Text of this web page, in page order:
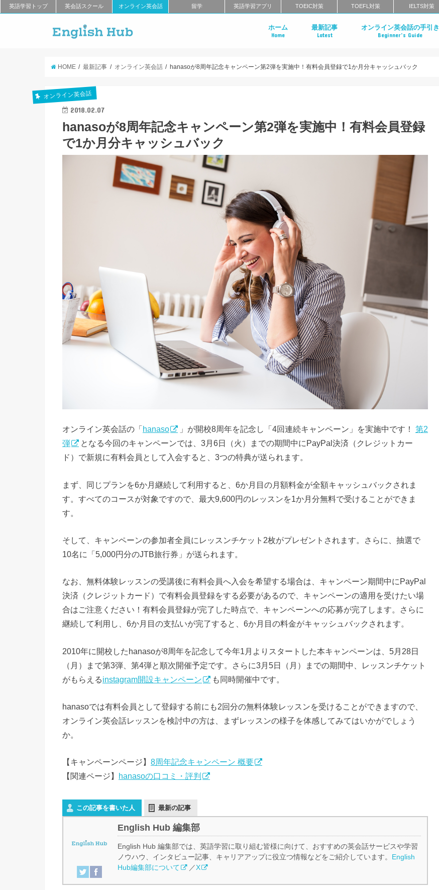
英語学習トップ 英会話スクール オンライン英会話 留学 英語学習アプリ TOEIC対策 TOEFL対策 IELTS対策
ホーム
Home
最新記事
Latest
オンライン英会話の手引き
Beginner’s Guide
HOME 最新記事 オンライン英会話 hanasoが8周年記念キャンペーン第2弾を実施中！有料会員登録で1か月分キャッシュバック
オンライン英会話
2018.02.07
hanasoが8周年記念キャンペーン第2弾を実施中！有料会員登録
で1か月分キャッシュバック
オンライン英会話の「hanaso 」が開校8周年を記念し「4回連続キャンペーン」を実施中です！ 第2
弾
となる今回のキャンペーンでは、3月6日（火）までの期間中にPayPal決済（クレジットカー
ド）で新規に有料会員として入会すると、3つの特典が送られます。
まず、同じプランを6か月継続して利用すると、6か月目の月額料金が全額キャッシュバックされま
す。すべてのコースが対象ですので、最大9,600円のレッスンを1か月分無料で受けることができま
す。
そして、キャンペーンの参加者全員にレッスンチケット2枚がプレゼントされます。さらに、抽選で
10名に「5,000円分のJTB旅行券」が送られます。
なお、無料体験レッスンの受講後に有料会員へ入会を希望する場合は、キャンペーン期間中にPayPal
決済（クレジットカード）で有料会員登録をする必要があるので、キャンペーンの適用を受けたい場
合はご注意ください！有料会員登録が完了した時点で、キャンペーンへの応募が完了します。さらに
継続して利用し、6か月目の支払いが完了すると、6か月目の料金がキャッシュバックされます。
2010年に開校したhanasoが8周年を記念して今年1月よりスタートした本キャンペーンは、5月28日
（月）まで第3弾、第4弾と順次開催予定です。さらに3月5日（月）までの期間中、レッスンチケット
がもらえるinstagram開設キャンペーン も同時開催中です。
hanasoでは有料会員として登録する前にも2回分の無料体験レッスンを受けることができますので、
オンライン英会話レッスンを検討中の方は、まずレッスンの様子を体感してみてはいかがでしょう
か。
【キャンペーンページ】 8周年記念キャンペーン 概要
【関連ページ】 hanasoの口コミ・評判
この記事を書いた人 最新の記事
English Hub 編集部
English Hub 編集部では、英語学習に取り組む皆様に向けて、おすすめの英会話サービスや学習
ノウハウ、インタビュー記事、キャリアアップに役立つ情報などをご紹介しています。 English
Hub編集部について
／X